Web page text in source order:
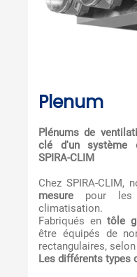
Plenum
Plénums de
clé d'un système
SPIRA-CLIM
Chez SPIRA-CLIM,
mesure pour les
climatisation.
Fabriqués en tôle
être équipés de
rectangulaires,
Les différents types